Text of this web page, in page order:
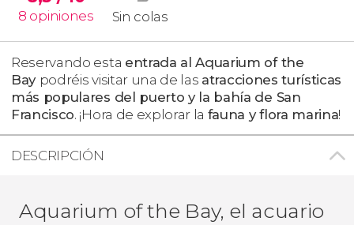
8 opiniones Sin colas
Reservando esta entrada al Aquarium of the
Bay podréis visitar una de las atracciones turísticas
más populares del puerto y la bahía de San
Francisco. ¡Hora de explorar la fauna y flora marina!
DESCRIPCIÓN
Aquarium of the Bay, el acuario